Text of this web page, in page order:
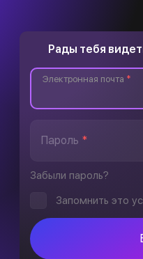
Рады тебя
Электронная почта *
Пароль *
Забыли пароль?
Запомнить это